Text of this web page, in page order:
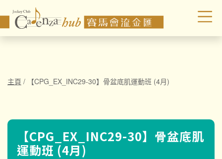
主頁 / 【CPG_EX_INC29-30】骨盆底肌運動班 (4月)
【CPG_EX_INC29-30】骨盆底肌
運動班 (4月)